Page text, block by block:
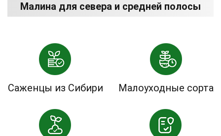
Малина для севера и средней полосы
Саженцы из Сибири Малоуходные сорта